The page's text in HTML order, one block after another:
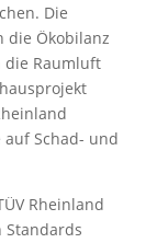
Die
die Ökobilanz
die Raumluft
Schad- und
Rheinland